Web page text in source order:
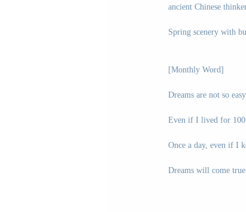
ancient Chinese
Spring scenery with
[Monthly Word]
Dreams are not so
Even if I lived for 100
Once a day, even if I
Dreams will come